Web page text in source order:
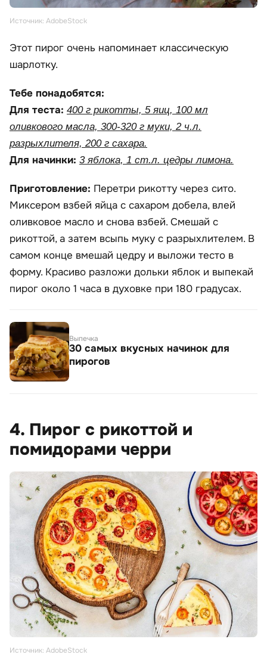
Источник: AdobeStock
Этот пирог очень напоминает классическую
шарлотку.
Тебе понадобятся:
Для теста: 400 г рикотты, 5 яиц, 100 мл
оливкового масла, 300-320 г муки, 2 ч.л.
разрыхлителя, 200 г сахара.
Для начинки: 3 яблока, 1 ст.л. цедры лимона.
Приготовление: Перетри рикотту через сито.
Миксером взбей яйца с сахаром добела, влей
оливковое масло и снова взбей. Смешай с
рикоттой, а затем всыпь муку с разрыхлителем. В
самом конце вмешай цедру и выложи тесто в
форму. Красиво разложи дольки яблок и выпекай
пирог около 1 часа в духовке при 180 градусах.
Выпечка
30 самых вкусных начинок для
пирогов
4. Пирог с рикоттой и
помидорами черри
Источник: AdobeStock